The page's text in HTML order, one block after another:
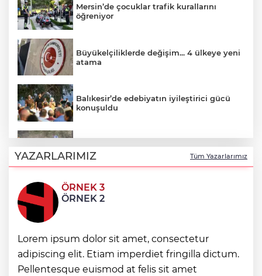
Mersin’de çocuklar trafik kurallarını
öğreniyor
Büyükelçiliklerde değişim... 4 ülkeye yeni
atama
Balıkesir’de edebiyatın iyileştirici gücü
konuşuldu
Enduro tutkunları Kocaeli’de buluştu
Mersin’de çocuklar geleneksel oyunlarla
buluştu
Manisa’da üst geçide asansör kolaylığı
YAZARLARIMIZ Tüm Yazarlarımız
ÖRNEK 3
ÖRNEK 2
Lorem ipsum dolor sit amet, consectetur
adipiscing elit. Etiam imperdiet fringilla dictum.
Pellentesque euismod at felis sit amet